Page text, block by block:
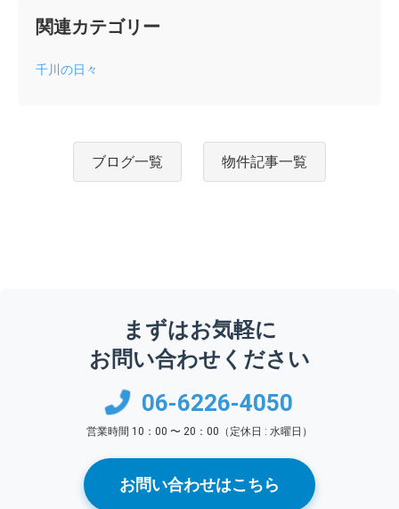
関連カテゴリー
千川の日々
ブログ一覧 物件記事一覧
まずはお気軽に
お問い合わせください
06-6226-4050
営業時間 10：00 〜 20：00（定休日 : 水曜日）
お問い合わせはこちら